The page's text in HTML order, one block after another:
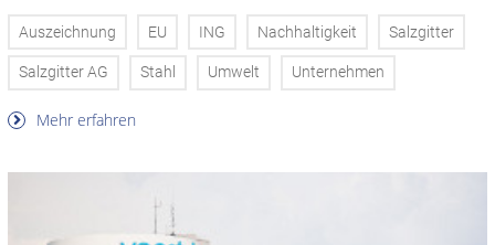
Auszeichnung EU ING Nachhaltigkeit Salzgitter
Salzgitter AG Stahl Umwelt Unternehmen
Mehr erfahren